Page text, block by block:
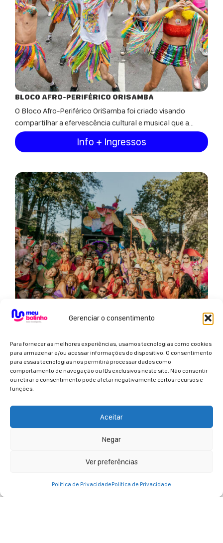
Gerenciar o consentimento
Para fornecer as melhores experiências, usamos tecnologias como cookies
para armazenar e/ou acessar informações do dispositivo. O consentimento
para essas tecnologias nos permitirá processar dados como
comportamento de navegação ou IDs exclusivos neste site. Não consentir
ou retirar o consentimento pode afetar negativamente certos recursos e
funções.
Aceitar
Negar
Ver preferências
Politica de PrivacidadePolitica de Privacidade
BLOCO AFRO-PERIFÉRICO ORISAMBA
O Bloco Afro-Periférico OriSamba foi criado visando
compartilhar a efervescência cultural e musical que a...
Info + Ingressos
BLOCO SALADA DE FRUTAS
Um show musical dançante, com vozes femininas
marcantes da cena independente de BH. Apresentação
Info + Ingressos